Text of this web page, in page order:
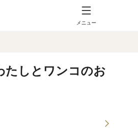
メニュー
たしとワンコのお